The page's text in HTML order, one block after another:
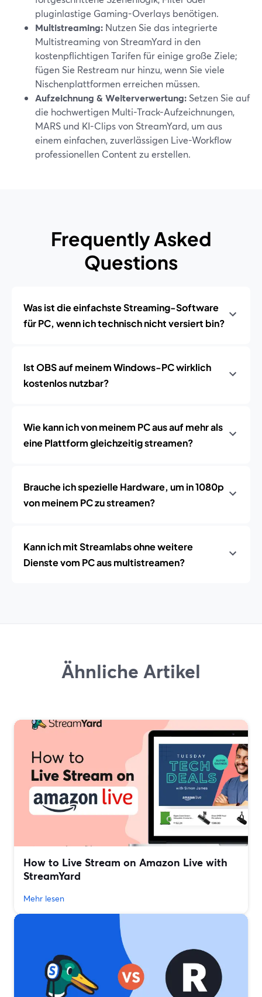
pluginlastige Gaming-Overlays benötigen.
Multistreaming: Nutzen Sie das integrierte
Multistreaming von StreamYard in den
kostenpflichtigen Tarifen für einige große Ziele;
fügen Sie Restream nur hinzu, wenn Sie viele
Nischenplattformen erreichen müssen.
Aufzeichnung & Weiterverwertung: Setzen Sie auf
die hochwertigen Multi-Track-Aufzeichnungen,
MARS und KI-Clips von StreamYard, um aus
einem einfachen, zuverlässigen Live-Workflow
professionellen Content zu erstellen.
Frequently Asked
Questions
Was ist die einfachste Streaming-Software
für PC, wenn ich technisch nicht versiert bin?
Ist OBS auf meinem Windows-PC wirklich
kostenlos nutzbar?
Wie kann ich von meinem PC aus auf mehr als
eine Plattform gleichzeitig streamen?
Brauche ich spezielle Hardware, um in 1080p
von meinem PC zu streamen?
Kann ich mit Streamlabs ohne weitere
Dienste vom PC aus multistreamen?
Ähnliche Artikel
How to Live Stream on Amazon Live with
StreamYard
Mehr lesen